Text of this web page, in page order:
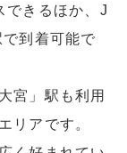
できるほか、J
到着可能で
宮」駅も利用
リアです。